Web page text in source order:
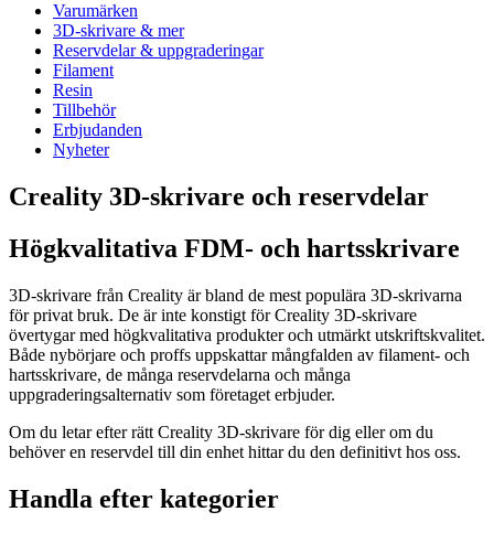
Varumärken
3D-skrivare & mer
Reservdelar & uppgraderingar
Filament
Resin
Tillbehör
Erbjudanden
Nyheter
Creality 3D-skrivare och reservdelar
Högkvalitativa FDM- och hartsskrivare
3D-skrivare från Creality är bland de mest populära 3D-skrivarna
för privat bruk. De är inte konstigt för Creality 3D-skrivare
övertygar med högkvalitativa produkter och utmärkt utskriftskvalitet.
Både nybörjare och proffs uppskattar mångfalden av filament- och
hartsskrivare, de många reservdelarna och många
uppgraderingsalternativ som företaget erbjuder.
Om du letar efter rätt Creality 3D-skrivare för dig eller om du
behöver en reservdel till din enhet hittar du den definitivt hos oss.
Handla efter kategorier